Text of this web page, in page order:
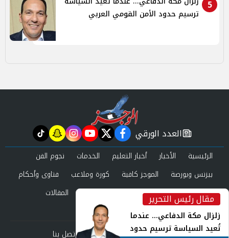
5
ترسيم حدود الأمن القومي العربي
مقال رئيس التحرير
زلزال مكة الدفاعي... عندما
تُعيد السياسة ترسيم حدود
newspaper
العدد الورقي facebook
twitter
youtube
instagram
snapchat
tiktok
الرئيسية الأخبار أخبار التعليم الخدمات
نجوم الفن
بيزنس وبورصة
الموجز كافية كورة وملاعب
فتاوى وأحكام
صحة وجمال
عرب وعالم حوادث ومحاكم
المقالات
العدد الورقي
من نحن
سياسة الخصوصية اتصل بنا